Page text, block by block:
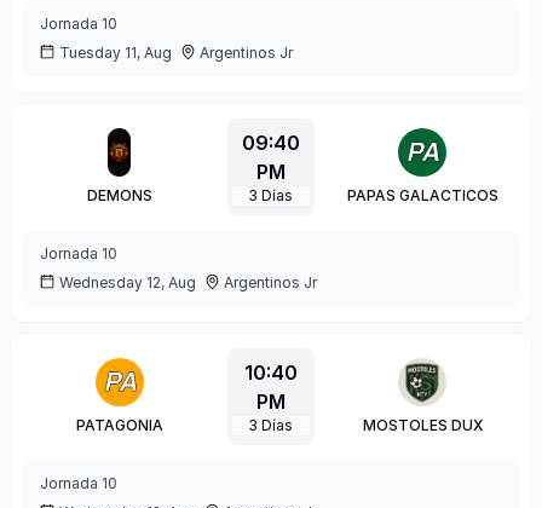
Jornada 10
Tuesday 11, Aug
Argentinos Jr
DEMONS
09:40
PM
3 Días PAPAS GALACTICOS
Jornada 10
Wednesday 12, Aug
Argentinos Jr
PATAGONIA
10:40
PM
3 Días MOSTOLES DUX
Jornada 10